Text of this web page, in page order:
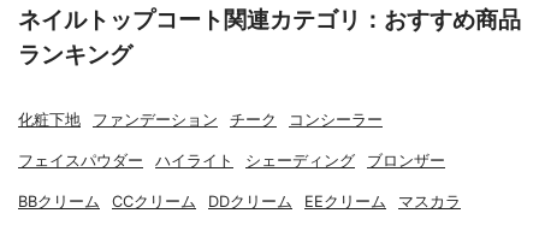
ネイルトップコート関連カテゴリ：おすすめ商品
ランキング
化粧下地 ファンデーション チーク コンシーラー
フェイスパウダー ハイライト シェーディング ブロンザー
BBクリーム CCクリーム DDクリーム EEクリーム マスカラ